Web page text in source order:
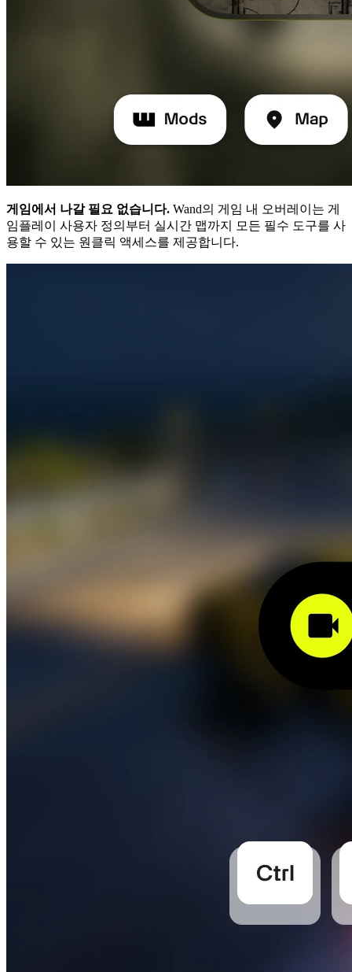
게임에서 나갈 필요 없습니다. Wand의 게임 내 오버레이는 게
임플레이 사용자 정의부터 실시간 맵까지 모든 필수 도구를 사
용할 수 있는 원클릭 액세스를 제공합니다.